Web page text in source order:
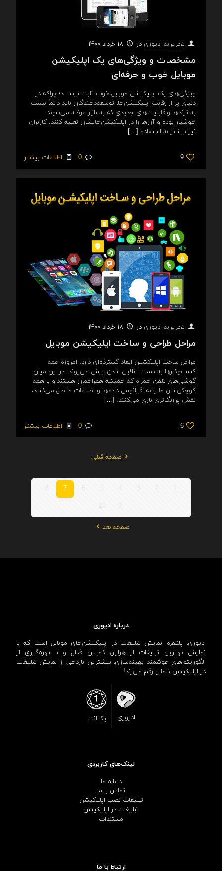
تحریریه ادیوری در 18 خرداد 1400
مشخصات و ویژگی‌های یک اپلیکیشن
موبایل خوب و حرفه‌ای
ویژگی‌های یک اپلیکیشن موبایل خوب ثابت نیستند؛ چراکه در
دنیای پر از رقابت اپلیکیشن‌ها، توسعه‌دهندگان باید دائماً نسبت
به ترندها و قابلیت‌های جدیدی که به بازار عرضه می‌شوند
هوشیار بوده و آن‌ها را در اپلیکیشن‌هایشان تعبیه کنند. کاربران
نیز بیشتر به استفاده […]
9
0 اطلاعات بیشتر
تحریریه ادیوری در 18 خرداد 1400
مراحل طراحی و ساخت اپلیکیشن موبایل
مراحل ساخت اپلیکشین ابعاد گسترده‌‌ای دارد. امروزه همه
کسب‌وکارها به سمت آنلاین شدن پیش می‌روند. در این میان
گوشی‌های تلفن همراه که همیشه همراهمان هستند و با همه
کوچکی‌شان ما را به اقیانوس داده‌ها و اطلاعات متصل می‌کنند،
نقش پررنگ‌تری بازی می‌کنند. […]
6
0 اطلاعات بیشتر
صفحه قبلی
7
صفحه بعد
درباره ادیوری
ادیوری، پلتفرم نمایش تبلیغات در اپلیکیشن‌های موبایل است که با
نمایش بهترین تبلیغات از هزاران کمپین فعال و با بهره‌گیری از
الگوریتم‌های هوشمند بهینه‌سازی، بیشترین بازدهی از نمایش تبلیغات
در اپلیکیشن شما را رقم می‌زند!
ادیوری یکتانت
لینک‌های کاربردی
درباره ما
تماس با ما
تبلیغات نصب اپلیکیشن
تبلیغات در اپلیکیشن
مستندات
ارتباط با ما